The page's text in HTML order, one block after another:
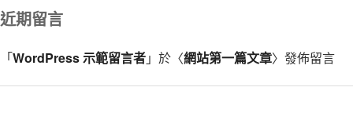
近期留言
「WordPress 示範留言者」於〈網站第一篇文章〉發佈留言